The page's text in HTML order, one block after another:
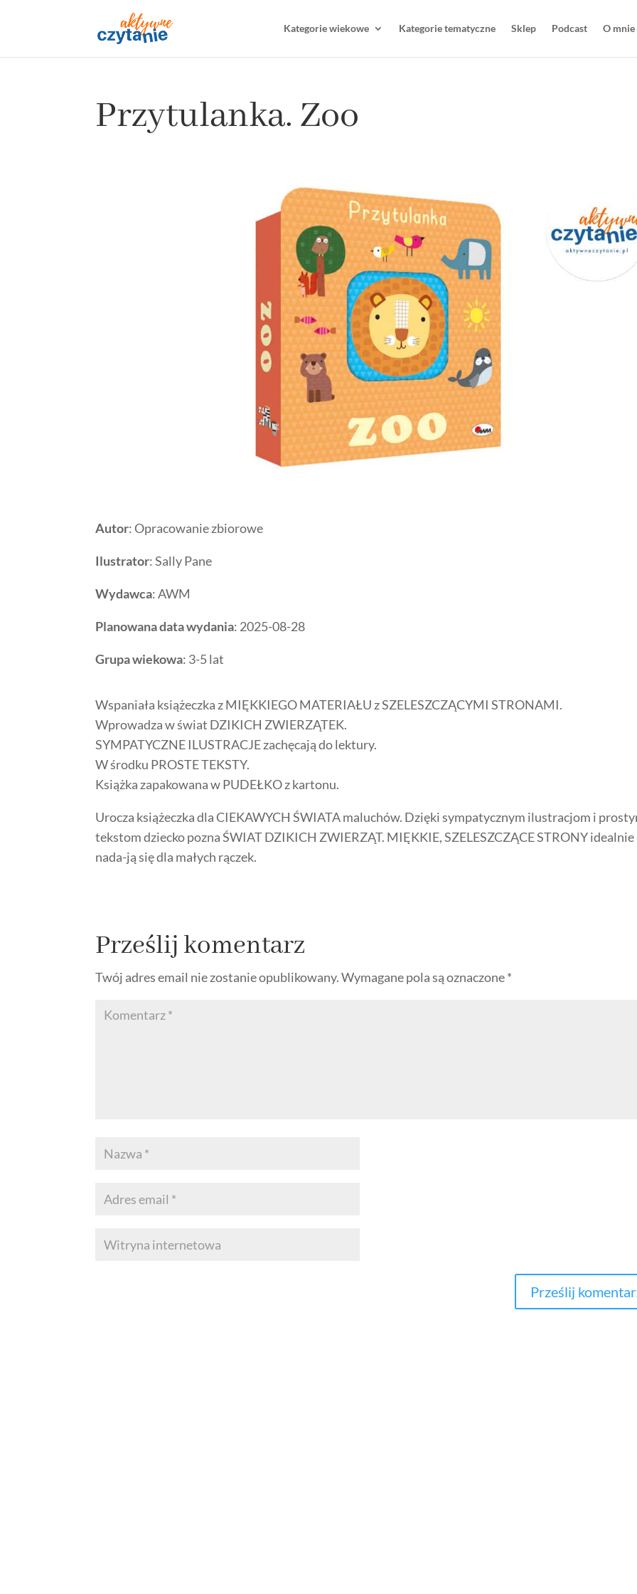
Kategorie wiekowe Kategorie tematyczne Sklep Podcast O mnie
Przytulanka. Zoo
Autor: Opracowanie zbiorowe
Ilustrator: Sally Pane
Wydawca: AWM
Planowana data wydania: 2025-08-28
Grupa wiekowa: 3-5 lat
Wspaniała książeczka z MIĘKKIEGO MATERIAŁU z SZELESZCZĄCYMI STRONAMI.
Wprowadza w świat DZIKICH ZWIERZĄTEK.
SYMPATYCZNE ILUSTRACJE zachęcają do lektury.
W środku PROSTE TEKSTY.
Książka zapakowana w PUDEŁKO z kartonu.
Urocza książeczka dla CIEKAWYCH ŚWIATA maluchów. Dzięki sympatycznym ilustracjom i
tekstom dziecko pozna ŚWIAT DZIKICH ZWIERZĄT. MIĘKKIE, SZELESZCZĄCE STRONY idealnie
nada-ją się dla małych rączek.
Prześlij komentarz
Twój adres email nie zostanie opublikowany. Wymagane pola są oznaczone*